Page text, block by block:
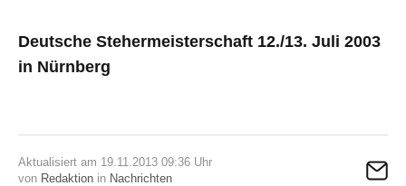
Deutsche Stehermeisterschaft 12./13. Juli 2003
in Nürnberg
Aktualisiert am 19.11.2013 09:36 Uhr
von Redaktion in Nachrichten